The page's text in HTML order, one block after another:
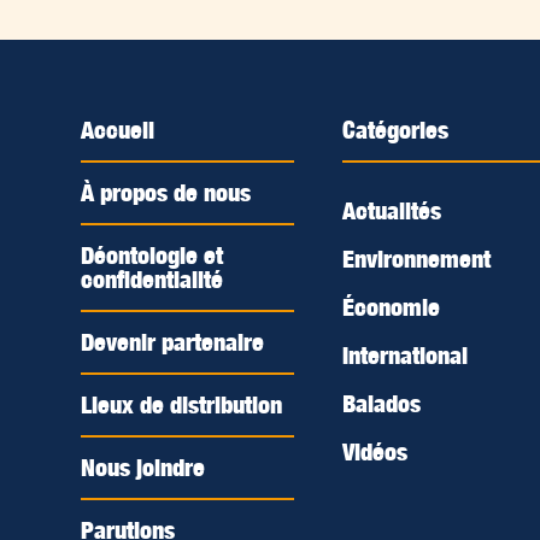
Accueil
À propos de nous
Déontologie et
confidentialité
Devenir partenaire
Lieux de distribution
Nous joindre
Parutions
Catégories
Actualités
Environnement
Économie
International
Balados
Vidéos